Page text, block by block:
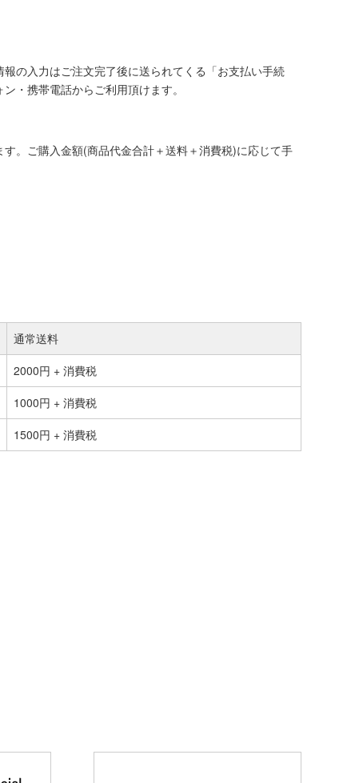
の入力はご注文完了後に送られてくる「お支払い手続
・携帯電話からご利用頂けます。
。ご購入金額(商品代金合計＋送料＋消費税)に応じて手
通常送料
2000円 + 消費税
1000円 + 消費税
1500円 + 消費税